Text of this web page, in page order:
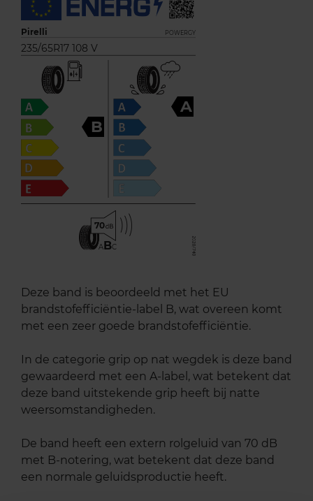
Pirelli POWERGY
235/65R17 108 V
B
A
70
ABC
Deze band is beoordeeld met het EU
brandstofefficiëntie-label B, wat overeen komt
met een zeer goede brandstofefficiëntie.
In de categorie grip op nat wegdek is deze band
gewaardeerd met een A-label, wat betekent dat
deze band uitstekende grip heeft bij natte
weersomstandigheden.
De band heeft een extern rolgeluid van 70 dB
met B-notering, wat betekent dat deze band
een normale geluidsproductie heeft.